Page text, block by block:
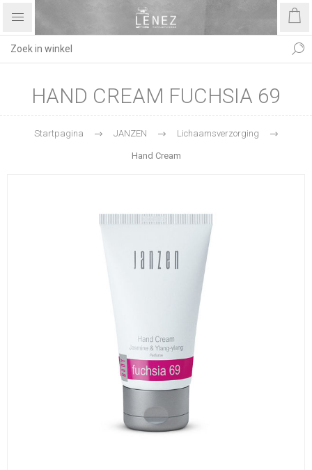
HAND CREAM FUCHSIA 69
Startpagina JANZEN Lichaamsverzorging
Hand Cream